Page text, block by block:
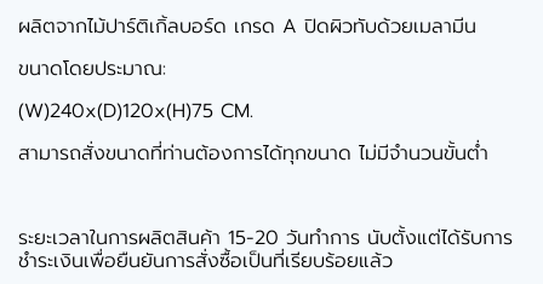
ผลิตจากไม้ปาร์ติเกิ้ลบอร์ด เกรด A ปิดผิวทับด้วยเมลามีน
ขนาดโดยประมาณ:
(W)240x(D)120x(H)75 CM.
สามารถสั่งขนาดที่ท่านต้องการได้ทุกขนาด ไม่มีจำนวนขั้นต่ำ
ระยะเวลาในการผลิตสินค้า 15-20 วันทำการ นับตั้งแต่ได้รับการ
ชำระเงินเพื่อยืนยันการสั่งซื้อเป็นที่เรียบร้อยแล้ว